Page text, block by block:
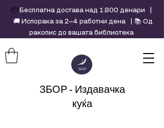
ЗБОР - Издавачка
куќа
📦 Бесплатна достава над 1.800 денари |
🚚 Испорака за 2–4 работни дена | 📚 Од
ракопис до вашата библиотека